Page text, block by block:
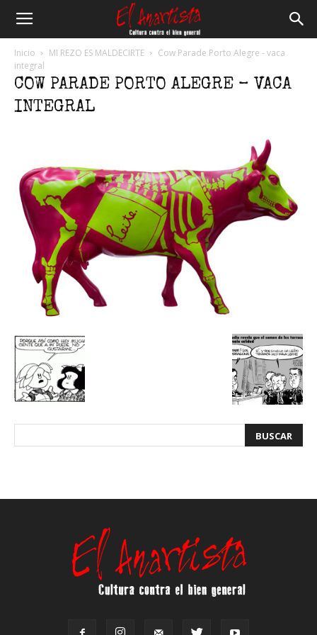
Anartista
Inicio MI REZO ES MALDECIRTE
Cow Parade Porto Alegre - vaca
integral
COW PARADE PORTO ALEGRE – VACA
INTEGRAL